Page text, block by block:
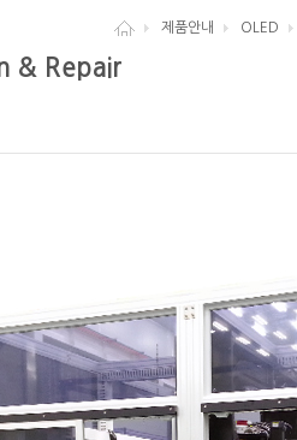
제품안내 OLED
& Repair